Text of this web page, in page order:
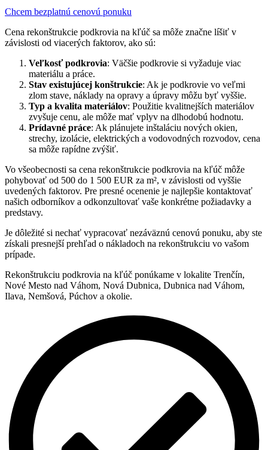
Chcem bezplatnú cenovú ponuku
Cena rekonštrukcie podkrovia na kľúč sa môže značne líšiť v
závislosti od viacerých faktorov, ako sú:
Veľkosť podkrovia: Väčšie podkrovie si vyžaduje viac
materiálu a práce.
Stav existujúcej konštrukcie: Ak je podkrovie vo veľmi
zlom stave, náklady na opravy a úpravy môžu byť vyššie.
Typ a kvalita materiálov: Použitie kvalitnejších materiálov
zvyšuje cenu, ale môže mať vplyv na dlhodobú hodnotu.
Prídavné práce: Ak plánujete inštaláciu nových okien,
strechy, izolácie, elektrických a vodovodných rozvodov, cena
sa môže rapídne zvýšiť.
Vo všeobecnosti sa cena rekonštrukcie podkrovia na kľúč môže
pohybovať od 500 do 1 500 EUR za m², v závislosti od vyššie
uvedených faktorov. Pre presné ocenenie je najlepšie kontaktovať
našich odborníkov a odkonzultovať vaše konkrétne požiadavky a
predstavy.
Je dôležité si nechať vypracovať nezáväznú cenovú ponuku, aby ste
získali presnejší prehľad o nákladoch na rekonštrukciu vo vašom
prípade.
Rekonštrukciu podkrovia na kľúč ponúkame v lokalite Trenčín,
Nové Mesto nad Váhom, Nová Dubnica, Dubnica nad Váhom,
Ilava, Nemšová, Púchov a okolie.